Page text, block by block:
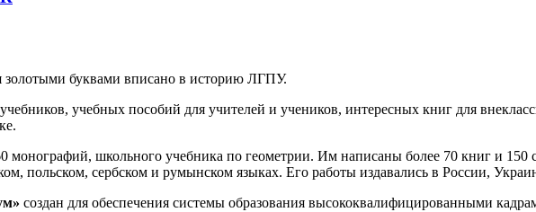
буквами вписано в историю ЛГПУ.
учебных пособий для учителей и учеников, интересных книг для
монографий, школьного учебника по геометрии. Им написаны более 70 книг и 150
польском, сербском и румынском языках. Его работы издавались в России,
создан для обеспечения системы образования высококвалифицированными